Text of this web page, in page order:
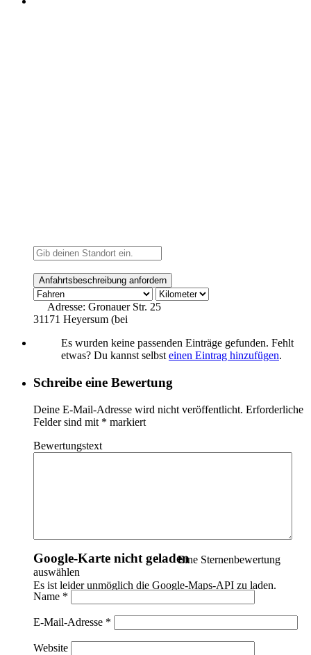
Google-Karte nicht geladen
Es ist leider unmöglich die Google-Maps-API zu laden.
Adresse: Gronauer Str. 25
31171 Heyersum (bei
Es wurden keine passenden Einträge gefunden. Fehlt
etwas? Du kannst selbst einen Eintrag hinzufügen.
Schreibe eine Bewertung
Deine E-Mail-Adresse wird nicht veröffentlicht. Erforderliche
Felder sind mit * markiert
Bewertungstext
Eine Sternenbewertung
auswählen
Name *
E-Mail-Adresse *
Website